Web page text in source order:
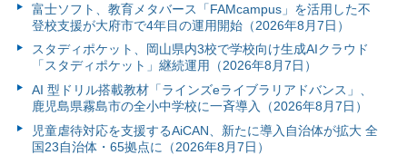
富⼠ソフト、教育メタバース「FAMcampus」を活用した不
登校支援が大府市で4年目の運用開始（2026年8月7日）
スタディポケット、岡山県内3校で学校向け生成AIクラウド
「スタディポケット」継続運用（2026年8月7日）
AI 型ドリル搭載教材「ラインズeライブラリアドバンス」、
鹿児島県霧島市の全小中学校に一斉導入（2026年8月7日）
児童虐待対応を支援するAiCAN、新たに導入自治体が拡大 全
国23自治体・65拠点に（2026年8月7日）